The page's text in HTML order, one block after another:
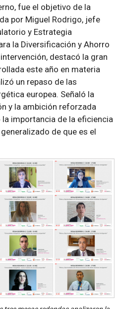
fue el objetivo de la
por Miguel Rodrigo, jefe
y Estrategia
la Diversificación y Ahorro
destacó la gran
este año en materia
un repaso de las
europea. Señaló la
y la ambición reforzada
importancia de la eficiencia
de que es el